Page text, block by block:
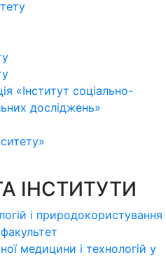
«Інститут соціально-
досліджень»
ІНСТИТУТИ
і природокористування
медицини і технологій у